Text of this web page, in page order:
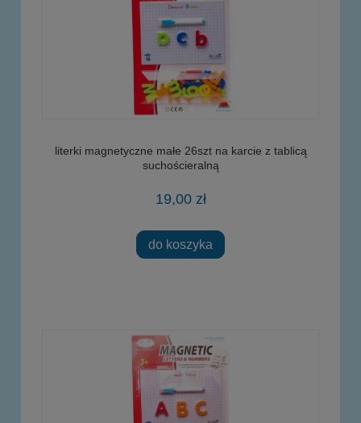
literki magnetyczne małe 26szt na karcie z tablicą
suchościeralną
19,00 zł
do koszyka